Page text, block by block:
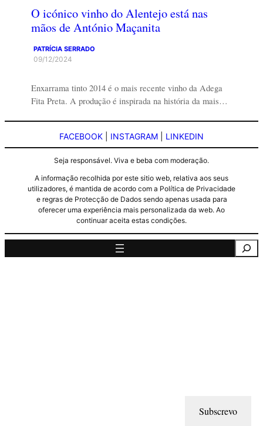
O icónico vinho do Alentejo está nas
mãos de António Maçanita
PATRÍCIA SERRADO
09/12/2024
Enxarrama tinto 2014 é o mais recente vinho da Adega
Fita Preta. A produção é inspirada na história da mais…
FACEBOOK INSTAGRAM LINKEDIN
Seja responsável. Viva e beba com moderação.
A informação recolhida por este sitio web, relativa aos seus
utilizadores, é mantida de acordo com a Política de Privacidade
e regras de Protecção de Dados sendo apenas usada para
oferecer uma experiência mais personalizada da web. Ao
continuar aceita estas condições.
Subscrevo